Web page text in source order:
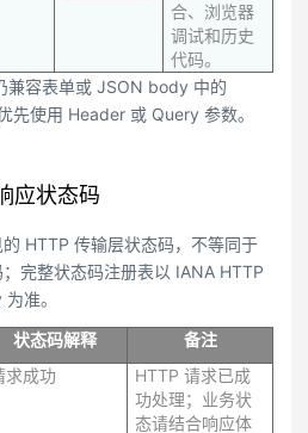
合、浏览器
调试和历史
代码。
兼容表单或 JSON body 中的
先使用 Header 或 Query 参数。
应状态码
HTTP 传输层状态码，不等同于
完整状态码注册表以 IANA HTTP
准。
状态码解释
备注
求成功
HTTP 请求已成
功处理；业务状
态请结合响应体